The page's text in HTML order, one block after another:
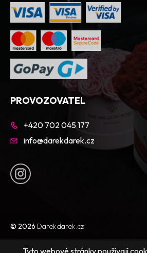
PROVOZOVATEL
+420 702 045 177
info@darekdarek.cz
© 2026 Darekdarek.cz
Tyto webové stránky používají